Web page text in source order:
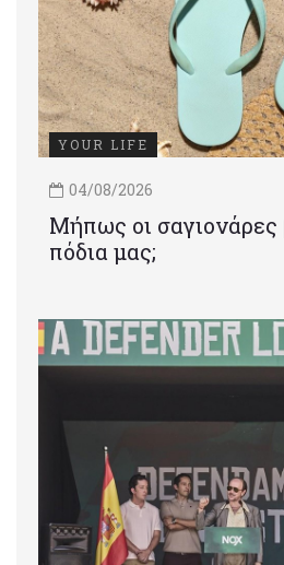
YOUR LIFE
04/08/2026
Μήπως οι
πόδια μας;